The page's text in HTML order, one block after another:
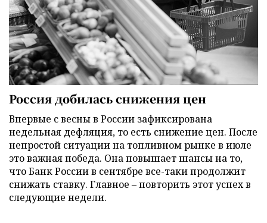
Россия добилась снижения цен
Впервые с весны в России зафиксирована
недельная дефляция, то есть снижение цен. После
непростой ситуации на топливном рынке в июле
это важная победа. Она повышает шансы на то,
что Банк России в сентябре все-таки продолжит
снижать ставку. Главное – повторить этот успех в
следующие недели.